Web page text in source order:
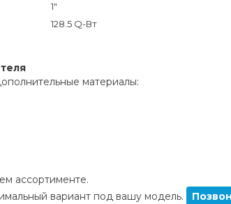
1"
128.5 Q-Вт
материалы:
ассортименте.
вариант под вашу модель.